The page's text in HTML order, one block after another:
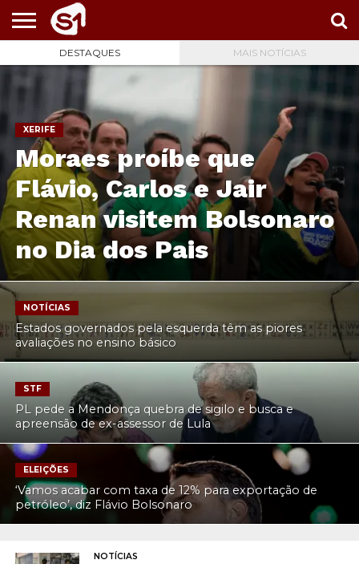
PORTAL
S1
NOTÍCIAS
ESPORTES
POLÍTICA
ENTRETENIMENTO
VÍDEOS
DESTAQUES MAIS NOTÍCIAS
XERIFE
Moraes proíbe que
Flávio, Carlos e Jair
Renan visitem Bolsonaro
no Dia dos Pais
NOTÍCIAS
Estados governados pela esquerda têm as piores
avaliações no ensino básico
STF
PL pede a Mendonça quebra de sigilo e busca e
apreensão de ex-assessor de Lula
ELEIÇÕES
‘Vamos acabar com taxa de 12% para exportação de
petróleo’, diz Flávio Bolsonaro
NOTÍCIAS